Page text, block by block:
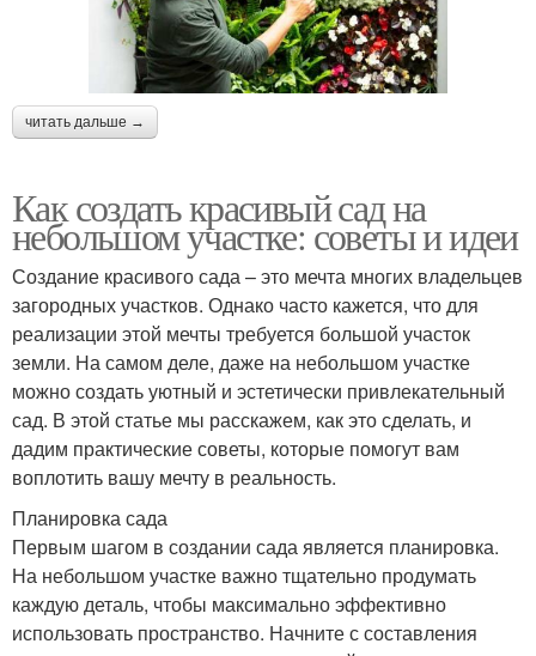
читать дальше →
Как создать красивый сад на
небольшом участке: советы и идеи
Создание красивого сада – это мечта многих владельцев
загородных участков. Однако часто кажется, что для
реализации этой мечты требуется большой участок
земли. На самом деле, даже на небольшом участке
можно создать уютный и эстетически привлекательный
сад. В этой статье мы расскажем, как это сделать, и
дадим практические советы, которые помогут вам
воплотить вашу мечту в реальность.
Планировка сада
Первым шагом в создании сада является планировка.
На небольшом участке важно тщательно продумать
каждую деталь, чтобы максимально эффективно
использовать пространство. Начните с составления